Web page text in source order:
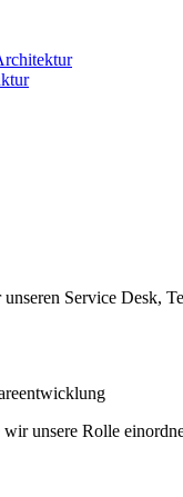
Service Desk,
unsere Rolle